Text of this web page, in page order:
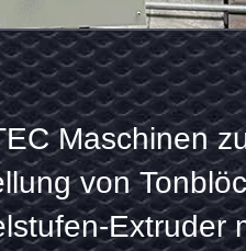
zur
Tonziegeln
Extruder